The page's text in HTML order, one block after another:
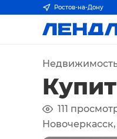
Ростов-на-Дону
111